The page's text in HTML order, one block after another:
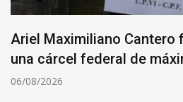
Ariel Maximiliano Cantero
una cárcel federal de
06/08/2026